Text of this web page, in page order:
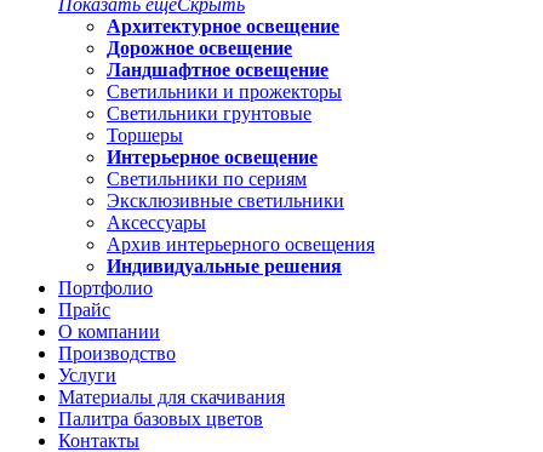
Показать ещёСкрыть
Архитектурное освещение
Дорожное освещение
Ландшафтное освещение
Светильники и прожекторы
Светильники грунтовые
Торшеры
Интерьерное освещение
Светильники по сериям
Эксклюзивные светильники
Аксессуары
Архив интерьерного освещения
Индивидуальные решения
Портфолио
Прайс
О компании
Производство
Услуги
Материалы для скачивания
Палитра базовых цветов
Контакты